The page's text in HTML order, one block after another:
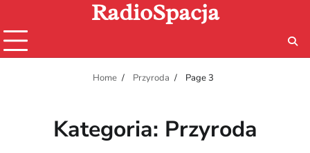
content
RadioSpacja
Home Przyroda Page 3
Kategoria: Przyroda